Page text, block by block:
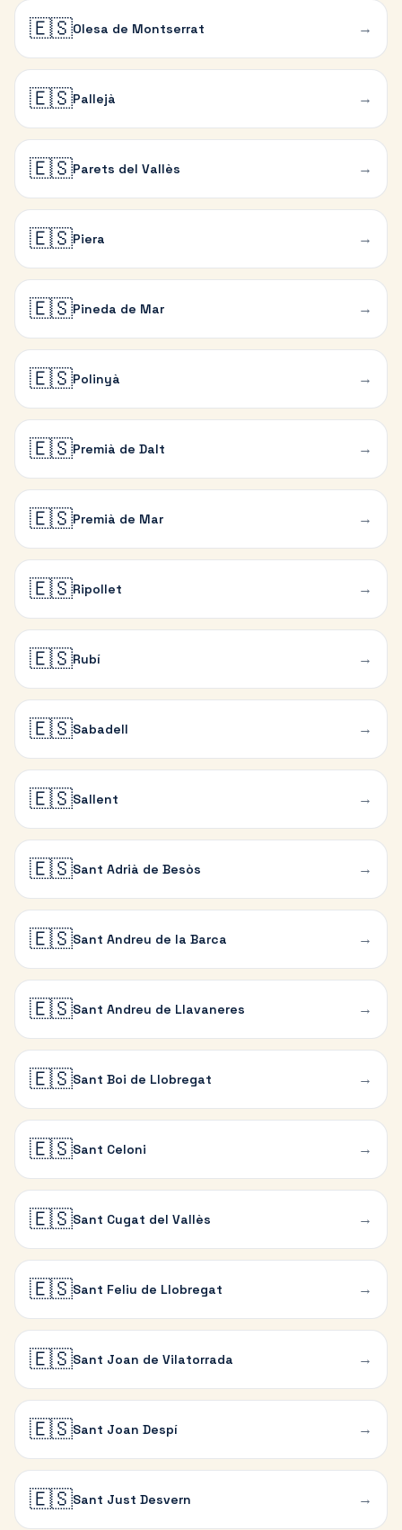
🇪🇸Olesa de Montserrat →
🇪🇸Pallejà →
🇪🇸Parets del Vallès →
🇪🇸Piera →
🇪🇸Pineda de Mar →
🇪🇸Polinyà →
🇪🇸Premià de Dalt →
🇪🇸Premià de Mar →
🇪🇸Ripollet →
🇪🇸Rubí →
🇪🇸Sabadell →
🇪🇸Sallent →
🇪🇸Sant Adrià de Besòs →
🇪🇸Sant Andreu de la Barca →
🇪🇸Sant Andreu de Llavaneres →
🇪🇸Sant Boi de Llobregat →
🇪🇸Sant Celoni →
🇪🇸Sant Cugat del Vallès →
🇪🇸Sant Feliu de Llobregat →
🇪🇸Sant Joan de Vilatorrada →
🇪🇸Sant Joan Despí →
🇪🇸Sant Just Desvern →